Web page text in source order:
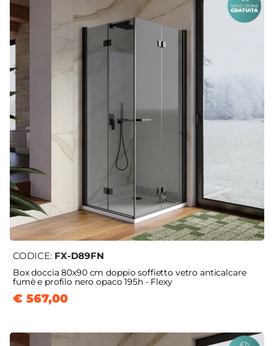
CODICE: FX-D89FN
Box doccia 80x90 cm doppio soffietto vetro anticalcare
fumè e profilo nero opaco 195h - Flexy
€ 567,00